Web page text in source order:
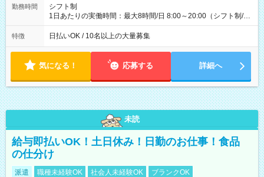
勤務時間
シフト制
1日あたりの実働時間：最大8時間/日 8:00～20:00（シフト制/実
働8時間） ※週5日勤務（場所次第では週4も有り） ※配達状況
によって時間外での勤務可能性有り ※案件により多少の前後あ
特徴 日払いOK / 10名以上の大量募集
気になる！ 応募する 詳細へ
未読
給与即払いOK！土日休み！日勤のお仕事！食品
の仕分け
派遣 職種未経験OK 社会人未経験OK
ブランクOK